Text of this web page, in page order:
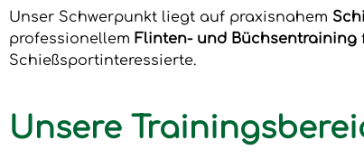
Unser Schwerpunkt liegt auf praxisnahem
professionellem Flinten- und Büchsentraining
Schießsportinteressierte.
Unsere